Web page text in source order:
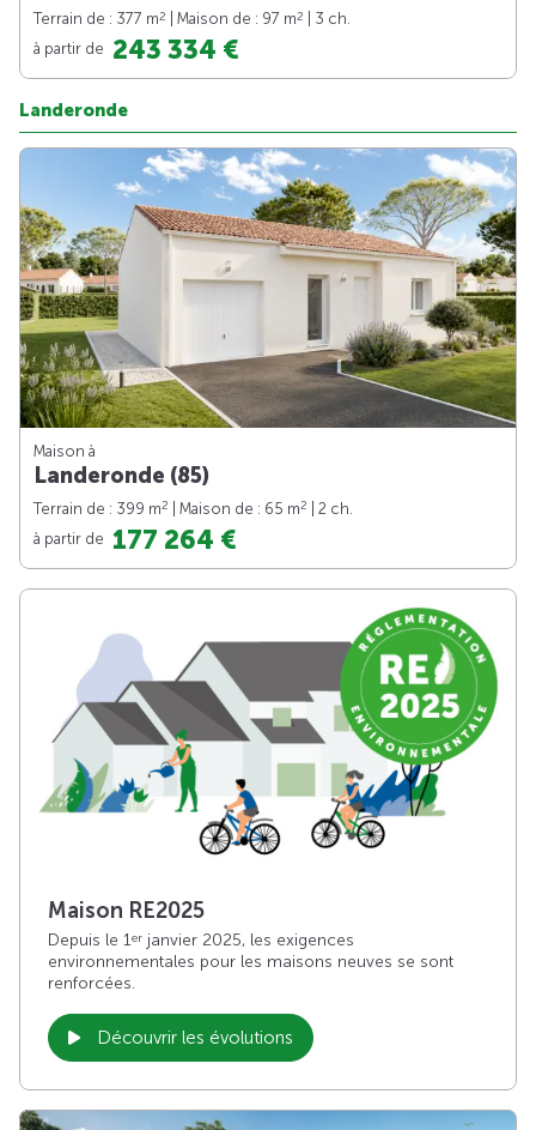
Terrain de : 377 m2 | Maison de : 97 m2
| 3 ch.
à partir de 243 334 €
Landeronde
Maison à
Landeronde (85)
Terrain de : 399 m2 | Maison de : 65 m2
| 2 ch.
à partir de 177 264 €
Maison RE2025
Depuis le 1er janvier 2025, les exigences
environnementales pour les maisons neuves se sont
renforcées.
Découvrir les évolutions